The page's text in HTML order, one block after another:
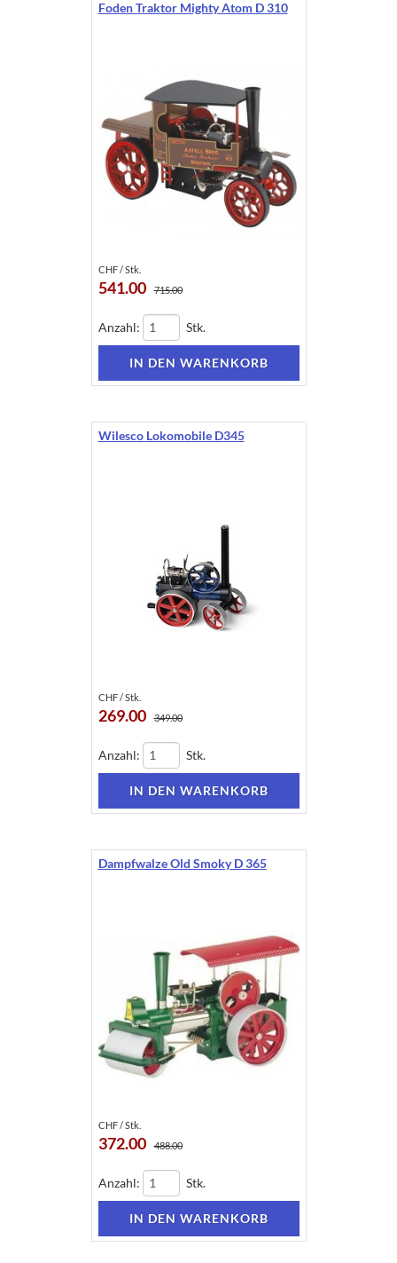
Foden Traktor Mighty Atom D 310
CHF / Stk.
541.00 715.00
Anzahl: Stk.
Wilesco Lokomobile D345
CHF / Stk.
269.00 349.00
Anzahl: Stk.
Dampfwalze Old Smoky D 365
CHF / Stk.
372.00 488.00
Anzahl: Stk.